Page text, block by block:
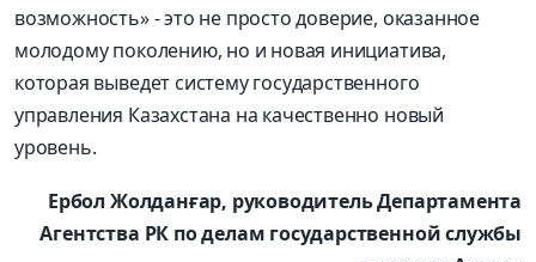
возможность» - это не просто доверие, оказанное
молодому поколению, но и новая инициатива,
которая выведет систему государственного
управления Казахстана на качественно новый
уровень.
Ербол Жолданғар, руководитель Департамента
Агентства РК по делам государственной службы